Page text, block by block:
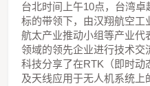
台北时间上午10点，台湾
标的带领下，由汉翔航空工
航太产业推动小组等产业代
领域的领先企业进行技术
科技分享了在RTK（即时动
及天线应用于无人机系统